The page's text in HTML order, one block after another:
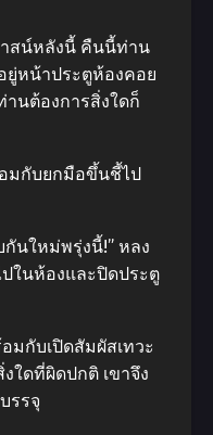
สน์หลังนี้ คืนนี้ท่าน
หน้าประตูห้องคอย
นต้องการสิ่งใดก็
มกับยกมือขึ้นชี้ไป
กันใหม่พรุ่งนี้!” หลง
ปในห้องและปิดประตู
มกับเปิดสัมผัสเทวะ
ใดที่ผิดปกติ เขาจึง
รรจุ